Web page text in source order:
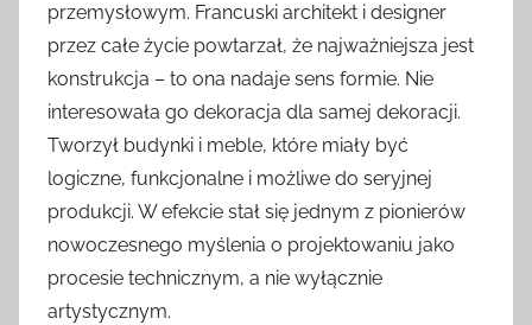
przemysłowym. Francuski architekt i designer
przez całe życie powtarzał, że najważniejsza jest
konstrukcja – to ona nadaje sens formie. Nie
interesowała go dekoracja dla samej dekoracji.
Tworzył budynki i meble, które miały być
logiczne, funkcjonalne i możliwe do seryjnej
produkcji. W efekcie stał się jednym z pionierów
nowoczesnego myślenia o projektowaniu jako
procesie technicznym, a nie wyłącznie
artystycznym.